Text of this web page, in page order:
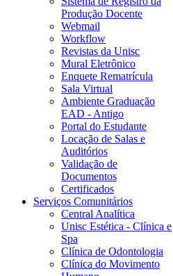
Produção Docente
Webmail
Workflow
Revistas da Unisc
Mural Eletrônico
Enquete Rematrícula
Sala Virtual
Ambiente Graduação
EAD - Antigo
Portal do Estudante
Locação de Salas e
Auditórios
Validação de
Documentos
Certificados
Serviços Comunitários
Central Analítica
Unisc Estética - Clínica e
Spa
Clínica de Odontologia
Clínica do Movimento